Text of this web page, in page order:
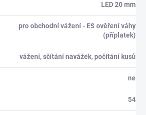
LED 20 mm
pro obchodní vážení - ES ověření váhy
(příplatek)
vážení, sčítání navážek, počítání kusů
ne
54